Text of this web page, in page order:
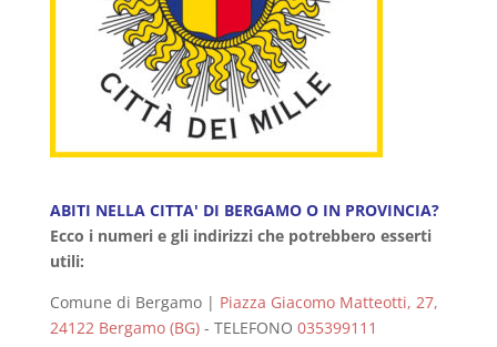
ABITI NELLA CITTA' DI BERGAMO O IN PROVINCIA?
Ecco i numeri e gli indirizzi che potrebbero esserti
utili:
Comune di Bergamo | Piazza Giacomo Matteotti, 27,
24122 Bergamo (BG)- TELEFONO 035399111